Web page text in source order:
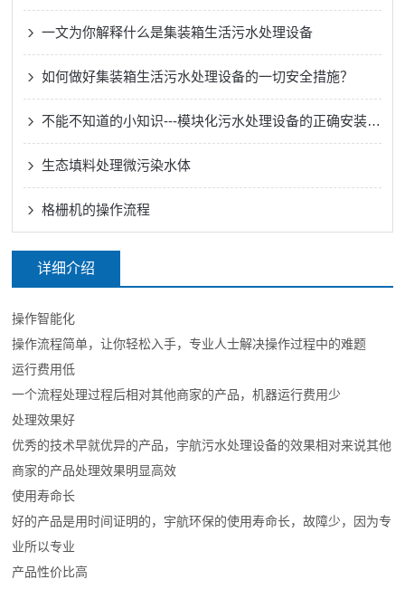
一文为你解释什么是集装箱生活污水处理设备
如何做好集装箱生活污水处理设备的一切安全措施？
不能不知道的小知识---模块化污水处理设备的正确安装方法
生态填料处理微污染水体
格栅机的操作流程
详细介绍
操作智能化
操作流程简单，让你轻松入手，专业人士解决操作过程中的难题
运行费用低
一个流程处理过程后相对其他商家的产品，机器运行费用少
处理效果好
优秀的技术早就优异的产品，宇航污水处理设备的效果相对来说其他
商家的产品处理效果明显高效
使用寿命长
好的产品是用时间证明的，宇航环保的使用寿命长，故障少，因为专
业所以专业
产品性价比高